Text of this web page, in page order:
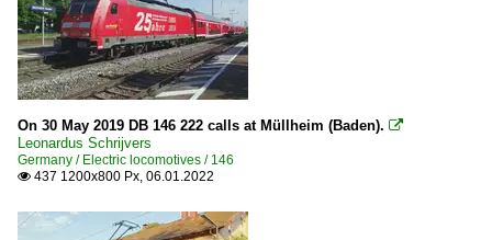
On 30 May 2019 DB 146 222 calls at Müllheim (Baden). 
Leonardus Schrijvers
Germany / Electric locomotives / 146
 437 1200x800 Px, 06.01.2022